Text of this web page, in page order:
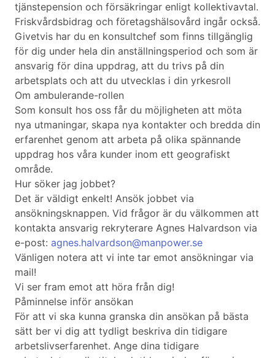
tjänstepension och försäkringar enligt kollektivavtal.
Friskvårdsbidrag och företagshälsovård ingår också.
Givetvis har du en konsultchef som finns tillgänglig
för dig under hela din anställningsperiod och som är
ansvarig för dina uppdrag, att du trivs på din
arbetsplats och att du utvecklas i din yrkesroll
Om ambulerande-rollen
Som konsult hos oss får du möjligheten att möta
nya utmaningar, skapa nya kontakter och bredda din
erfarenhet genom att arbeta på olika spännande
uppdrag hos våra kunder inom ett geografiskt
område.
Hur söker jag jobbet?
Det är väldigt enkelt! Ansök jobbet via
ansökningsknappen. Vid frågor är du välkommen att
kontakta ansvarig rekryterare Agnes Halvardson via
e-post: agnes.halvardson@manpower.se
Vänligen notera att vi inte tar emot ansökningar via
mail!
Vi ser fram emot att höra från dig!
Påminnelse inför ansökan
För att vi ska kunna granska din ansökan på bästa
sätt ber vi dig att tydligt beskriva din tidigare
arbetslivserfarenhet. Ange dina tidigare